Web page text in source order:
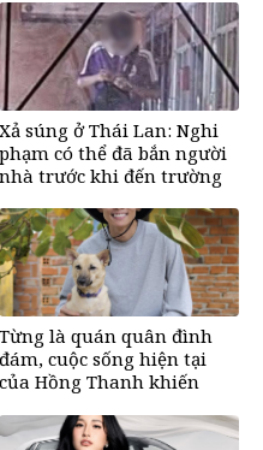
Xả súng ở Thái Lan: Nghi
phạm có thể đã bắn người
nhà trước khi đến trường
Từng là quán quân đình
đám, cuộc sống hiện tại
của Hồng Thanh khiến